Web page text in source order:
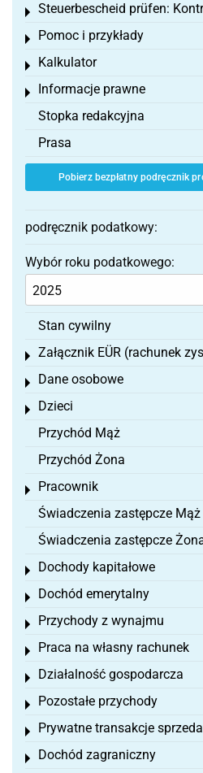
Steuerbescheid prüfen:
Toggle menu
Pomoc i przykłady
Toggle menu
Kalkulator
Toggle menu
Informacje prawne
Toggle menu
Stopka redakcyjna
Prasa
Pobierz bezpłatny podręcznik
podręcznik podatkowy:
Wybór roku podatkowego:
Stan cywilny
Załącznik EÜR (rachunek
Toggle menu
Dane osobowe
Toggle menu
Dzieci
Toggle menu
Przychód Mąż
Przychód Żona
Pracownik
Toggle menu
Świadczenia zastępcze Mąż
Świadczenia zastępcze
Dochody kapitałowe
Toggle menu
Dochód emerytalny
Toggle menu
Przychody z wynajmu
Toggle menu
Praca na własny rachunek
Toggle menu
Działalność gospodarcza
Toggle menu
Pozostałe przychody
Toggle menu
Prywatne transakcje
Toggle menu
Dochód zagraniczny
Toggle menu